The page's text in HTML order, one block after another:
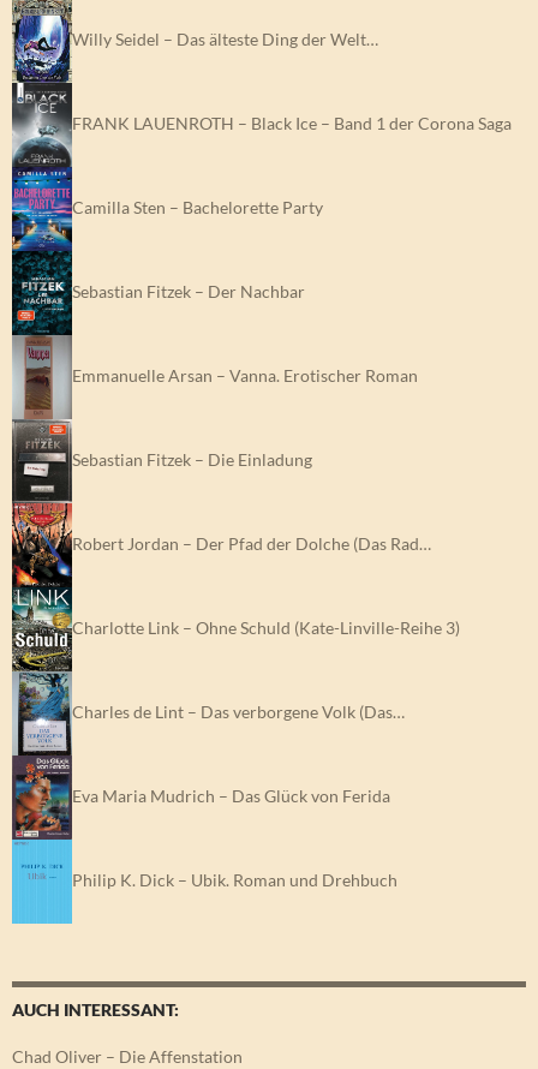
Willy Seidel – Das älteste Ding der Welt…
FRANK LAUENROTH – Black Ice – Band 1 der Corona Saga
Camilla Sten – Bachelorette Party
Sebastian Fitzek – Der Nachbar
Emmanuelle Arsan – Vanna. Erotischer Roman
Sebastian Fitzek – Die Einladung
Robert Jordan – Der Pfad der Dolche (Das Rad…
Charlotte Link – Ohne Schuld (Kate-Linville-Reihe 3)
Charles de Lint – Das verborgene Volk (Das…
Eva Maria Mudrich – Das Glück von Ferida
Philip K. Dick – Ubik. Roman und Drehbuch
AUCH INTERESSANT:
Chad Oliver – Die Affenstation